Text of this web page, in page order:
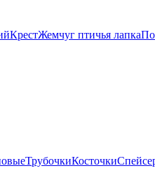
КрестЖемчуг птичья лапка
ТрубочкиКосточки